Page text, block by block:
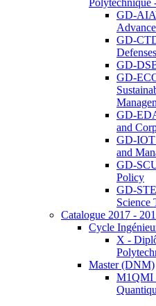
GD-
GD-
Defenses
GD-
GD-
GD-
and
GD-IOT
and
GD-
Policy
GD-
Science
Catalogue 2017 -
Cycle
X -
Master (DNM)
M1QMI